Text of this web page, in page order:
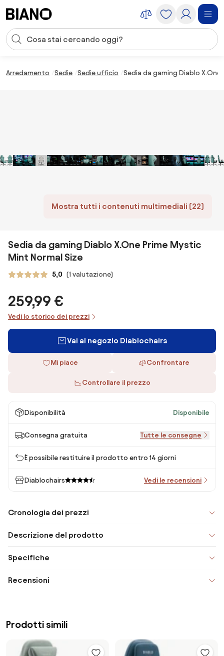
Input della ricerca
Arredamento Sedie Sedie ufficio Sedia da gaming Diablo
Mostra tutti i contenuti multimediali (22)
Sedia da gaming Diablo X.One Prime Mystic
Mint Normal Size
5,0 (1 valutazione)
259,99 €
Vedi lo storico dei prezzi
Vai al negozio Diablochairs
Mi piace Confrontare
Controllare il prezzo
Disponibilità Disponibile
Consegna gratuita Tutte le consegne
È possibile restituire il prodotto entro 14 giorni
Diablochairs Vedi le recensioni
Cronologia dei prezzi
Descrizione del prodotto
Specifiche
Recensioni
Prodotti simili